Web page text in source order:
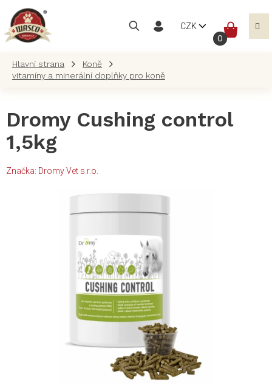
obsah
CZK
Koně
vitamíny a minerální doplňky pro koně
Dromy Cushing control
1,5kg
Značka: Dromy Vet s.r.o.